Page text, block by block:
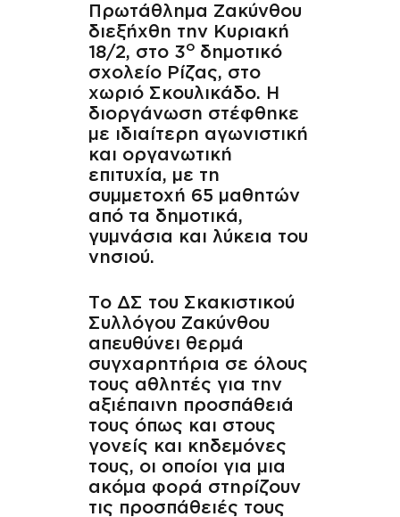
Πρωτάθλημα Ζακύνθου
διεξήχθη την Κυριακή
18/2, στο 3ο δημοτικό
σχολείο Ρίζας, στο
χωριό Σκουλικάδο. Η
διοργάνωση στέφθηκε
με ιδιαίτερη αγωνιστική
και οργανωτική
επιτυχία, με τη
συμμετοχή 65 μαθητών
από τα δημοτικά,
γυμνάσια και λύκεια του
νησιού.
Το ΔΣ του Σκακιστικού
Συλλόγου Ζακύνθου
απευθύνει θερμά
συγχαρητήρια σε όλους
τους αθλητές για την
αξιέπαινη προσπάθειά
τους όπως και στους
γονείς και κηδεμόνες
τους, οι οποίοι για μια
ακόμα φορά στηρίζουν
τις προσπάθειές τους